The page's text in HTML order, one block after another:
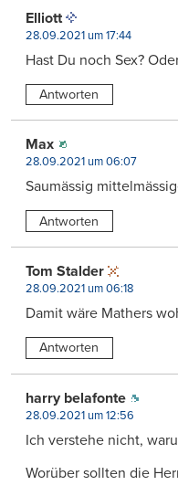
Elliott
28.09.2021 um 17:44
Hast Du noch Sex?
Antworten
Max
28.09.2021 um 06:07
Saumässig
Antworten
Tom Stalder
28.09.2021 um 06:18
Damit wäre Mathers
Antworten
harry belafonte
28.09.2021 um 12:56
Ich verstehe nicht,
Worüber sollten die